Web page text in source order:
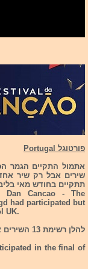
פורטוגל Portugal
שירים אבל רק שיר אחד
תתקיים בחודש מאי
Dan Cancao - The
had participated but
UK.
להלן רשימת 13 השירים אשר השתתפו אתמול בקדם הפורטוגזי :
in the final of